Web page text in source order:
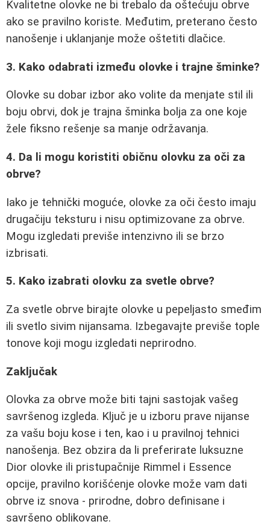
Kvalitetne olovke ne bi trebalo da oštećuju obrve
ako se pravilno koriste. Međutim, preterano često
nanošenje i uklanjanje može oštetiti dlačice.
3. Kako odabrati između olovke i trajne šminke?
Olovke su dobar izbor ako volite da menjate stil ili
boju obrvi, dok je trajna šminka bolja za one koje
žele fiksno rešenje sa manje održavanja.
4. Da li mogu koristiti običnu olovku za oči za
obrve?
Iako je tehnički moguće, olovke za oči često imaju
drugačiju teksturu i nisu optimizovane za obrve.
Mogu izgledati previše intenzivno ili se brzo
izbrisati.
5. Kako izabrati olovku za svetle obrve?
Za svetle obrve birajte olovke u pepeljasto smeđim
ili svetlo sivim nijansama. Izbegavajte previše tople
tonove koji mogu izgledati neprirodno.
Zaključak
Olovka za obrve može biti tajni sastojak vašeg
savršenog izgleda. Ključ je u izboru prave nijanse
za vašu boju kose i ten, kao i u pravilnoj tehnici
nanošenja. Bez obzira da li preferirate luksuzne
Dior olovke ili pristupačnije Rimmel i Essence
opcije, pravilno korišćenje olovke može vam dati
obrve iz snova - prirodne, dobro definisane i
savršeno oblikovane.